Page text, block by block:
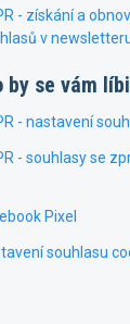
- získání a
v
by se vám
- nastavení
- souhlasy se
Pixel
souhlasu